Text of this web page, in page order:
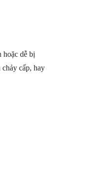
hoặc dễ bị
cấp, hay